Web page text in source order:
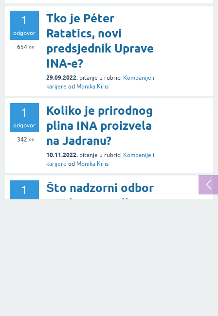
1
odgovor
654👀
Tko je Péter
Ratatics, novi
predsjednik Uprave
INA-e?
29.09.2022. pitanje u rubrici Kompanije i
karijere od Monika Kiris
1
odgovor
342 👀
Koliko je prirodnog
plina INA proizvela
na Jadranu?
10.11.2022. pitanje u rubrici Kompanije i
karijere od Monika Kiris
1
​​​​​​​Što nadzorni odbor
INE ima za reći o